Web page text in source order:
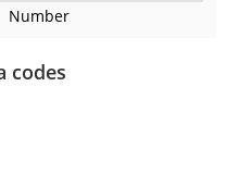
Number
codes